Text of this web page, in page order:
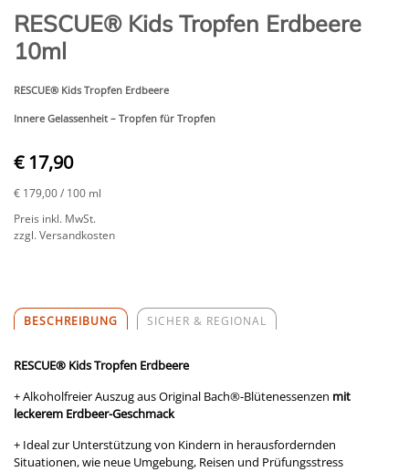
RESCUE® Kids Tropfen Erdbeere
10ml
RESCUE® Kids Tropfen Erdbeere
Innere Gelassenheit – Tropfen für Tropfen
€ 17,90
€ 179,00/ 100 ml
Preis inkl. MwSt.
zzgl. Versandkosten
BESCHREIBUNG SICHER & REGIONAL
RESCUE® Kids Tropfen Erdbeere
+ Alkoholfreier Auszug aus Original Bach®-Blütenessenzen mit
leckerem Erdbeer-Geschmack
+ Ideal zur Unterstützung von Kindern in herausfordernden
Situationen, wie neue Umgebung, Reisen und Prüfungsstress